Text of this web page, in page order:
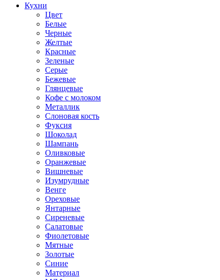
Кухни
Цвет
Белые
Черные
Желтые
Красные
Зеленые
Серые
Бежевые
Глянцевые
Кофе с молоком
Металлик
Слоновая кость
Фуксия
Шоколад
Шампань
Оливковые
Оранжевые
Вишневые
Изумрудные
Венге
Ореховые
Янтарные
Сиреневые
Салатовые
Фиолетовые
Мятные
Золотые
Синие
Материал